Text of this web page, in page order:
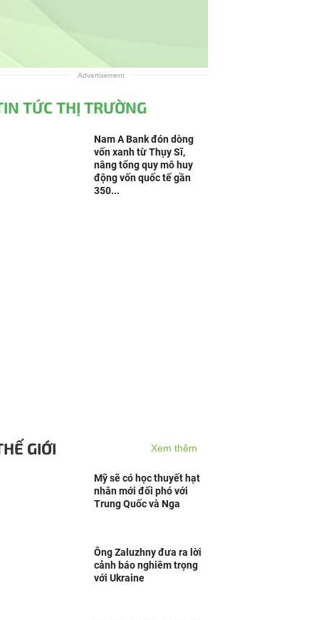
Advertisement
TỨC THỊ TRƯỜNG
Nam A Bank đón dòng
vốn xanh từ Thụy Sĩ,
nâng tổng quy mô huy
động vốn quốc tế gần
350...
GIỚI Xem thêm
Mỹ sẽ có học thuyết hạt
nhân mới đối phó với
Trung Quốc và Nga
Ông Zaluzhny đưa ra lời
cảnh báo nghiêm trọng
với Ukraine